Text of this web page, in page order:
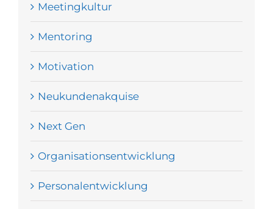
Meetingkultur
Mentoring
Motivation
Neukundenakquise
Next Gen
Organisationsentwicklung
Personalentwicklung